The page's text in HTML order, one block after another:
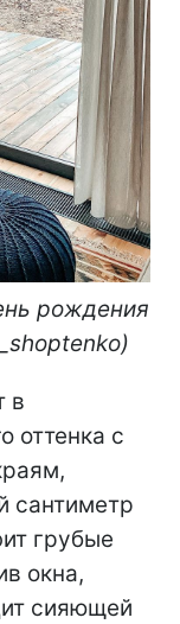
рождения
в
оттенка с
сантиметр
грубые
окна,
сияющей